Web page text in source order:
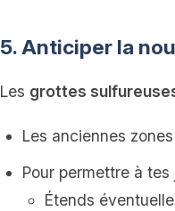
5. Anticiper la
Les grottes
Les anciennes
Pour permettre à
Étends